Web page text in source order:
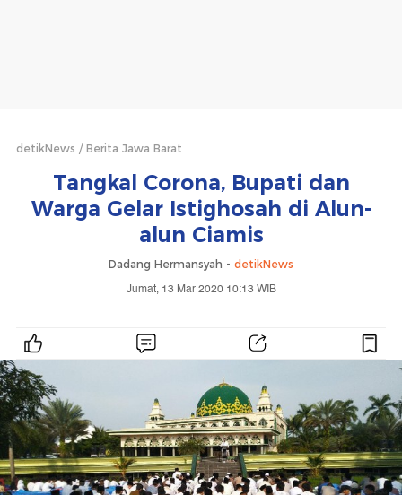
detikNews Berita Jawa Barat
Tangkal Corona, Bupati dan
Warga Gelar Istighosah di Alun-
alun Ciamis
Dadang Hermansyah - detikNews
Jumat, 13 Mar 2020 10:13 WIB